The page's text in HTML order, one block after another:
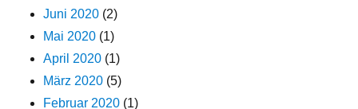
Juni 2020 (2)
Mai 2020 (1)
April 2020 (1)
März 2020 (5)
Februar 2020 (1)